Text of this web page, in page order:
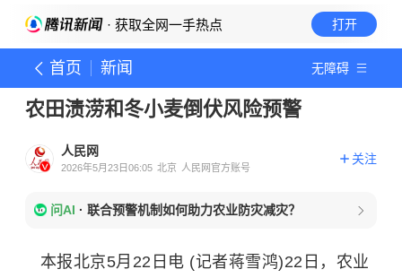
· 获取全网一手热点 打开
首页 新闻 无障碍
农田渍涝和冬小麦倒伏风险预警
人民网
2026年5月23日06:05 北京 人民网官方账号
关注
问AI · 联合预警机制如何助力农业防灾减灾？
本报北京5月22日电 (记者蒋雪鸿)22日，农业